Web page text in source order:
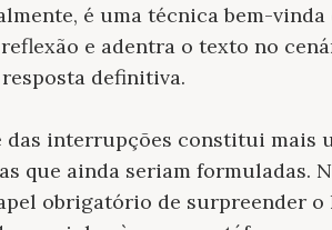
é uma técnica bem-
e adentra o texto no
definitiva.
das interrupções constitui mais
que ainda seriam formuladas.
obrigatório de surpreender